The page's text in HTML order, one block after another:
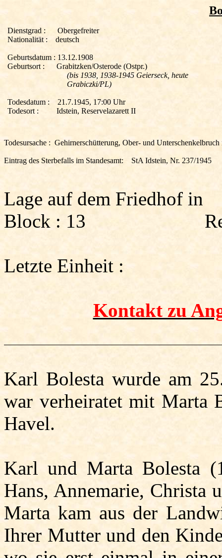
Dienstgrad :
Obergefreiter
Nationalität :
deutsch
Geburtsdatum : 13.12.1908
Geburtsort :
Grabitzken/Osterode (Ostpr.)
(bis 1938, 1938-1945 Geierseck, heute
Grabiczki/PL)
Todesdatum :
21.7.1945, 17:00 Uhr
Todesort :
Idstein, Reservelazarett II
Todesursache : Gehirnerschütterung, Ober- und Unterschenkelbruch
Eintrag des Sterbefalls im Standesamt: StA Idstein, Nr. 237/1945
Lage auf dem Friedhof in
Block : 13
Letzte Einheit :
Kontakt zu
Karl Bolesta wurde am
war verheiratet mit Marta
Havel.
Karl und Marta Bolesta
Hans, Annemarie, Christa
Marta kam aus der
Ihrer Mutter und den